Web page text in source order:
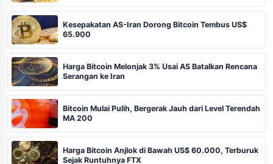
Kesepakatan AS-Iran Dorong Bitcoin Tembus US$
65.900
Harga Bitcoin Melonjak 3% Usai AS Batalkan Rencana
Serangan ke Iran
Bitcoin Mulai Pulih, Bergerak Jauh dari Level Terendah
MA 200
Harga Bitcoin Anjlok di Bawah US$ 60.000, Terburuk
Sejak Runtuhnya FTX